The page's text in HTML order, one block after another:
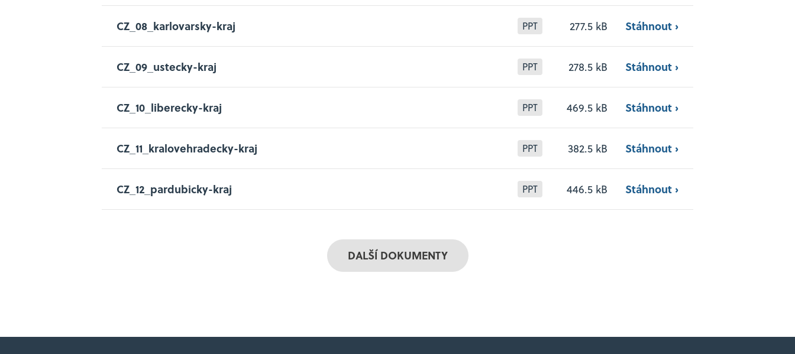
CZ_08_karlovarsky-kraj PPT 277.5 kB Stáhnout ›
CZ_09_ustecky-kraj PPT 278.5 kB Stáhnout ›
CZ_10_liberecky-kraj PPT 469.5 kB Stáhnout ›
CZ_11_kralovehradecky-kraj PPT 382.5 kB Stáhnout ›
CZ_12_pardubicky-kraj PPT 446.5 kB Stáhnout ›
DALŠÍ DOKUMENTY